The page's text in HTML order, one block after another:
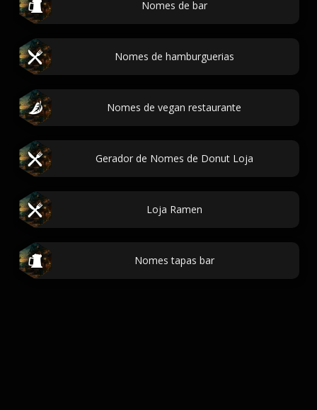
Nomes de bar
Nomes de hamburguerias
Nomes de vegan restaurante
Gerador de Nomes de Donut Loja
Loja Ramen
Nomes tapas bar